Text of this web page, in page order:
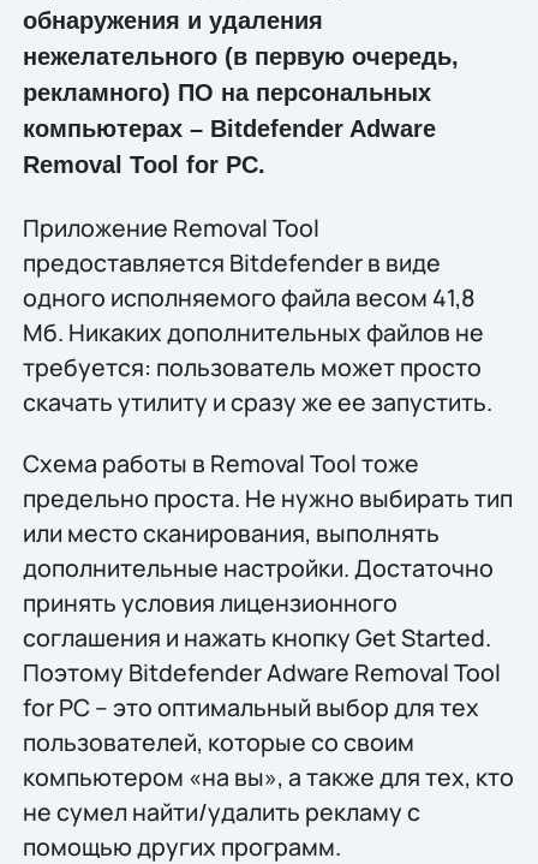
обнаружения и удаления
нежелательного (в первую очередь,
рекламного) ПО на персональных
компьютерах – Bitdefender Adware
Removal Tool for PC.
Приложение Removal Tool
предоставляется Bitdefender в виде
одного исполняемого файла весом 41,8
Мб. Никаких дополнительных файлов не
требуется: пользователь может просто
скачать утилиту и сразу же ее запустить.
Схема работы в Removal Tool тоже
предельно проста. Не нужно выбирать тип
или место сканирования, выполнять
дополнительные настройки. Достаточно
принять условия лицензионного
соглашения и нажать кнопку Get Started.
Поэтому Bitdefender Adware Removal Tool
for PC – это оптимальный выбор для тех
пользователей, которые со своим
компьютером «на вы», а также для тех, кто
не сумел найти/удалить рекламу с
помощью других программ.